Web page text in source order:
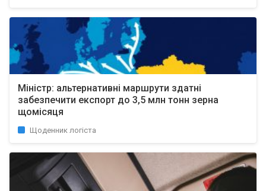
Міністр: альтернативні маршрути здатні
забезпечити експорт до 3,5 млн тонн зерна
щомісяця
Щоденник логіста